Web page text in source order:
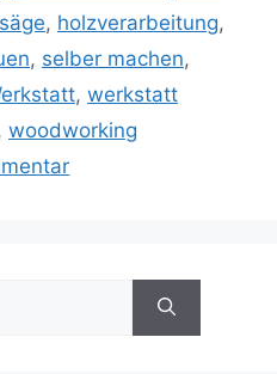
, holzverarbeitung,
, selber machen,
, werkstatt
, woodworking